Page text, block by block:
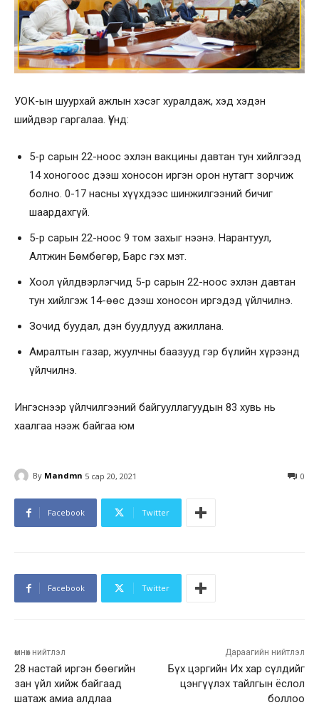
УОК-ын шуурхай ажлын хэсэг хуралдаж, хэд хэдэн
шийдвэр гаргалаа. Үүнд:
5-р сарын 22-ноос эхлэн вакцины давтан тун хийлгээд
14 хоногоос дээш хоносон иргэн орон нутагт зорчиж
болно. 0-17 насны хүүхдээс шинжилгээний бичиг
шаардахгүй.
5-р сарын 22-ноос 9 том захыг нээнэ. Нарантуул,
Алтжин Бөмбөгөр, Барс гэх мэт.
Хоол үйлдвэрлэгчид 5-р сарын 22-ноос эхлэн давтан
тун хийлгэж 14-өөс дээш хоносон иргэдэд үйлчилнэ.
Зочид буудал, дэн буудлууд ажиллана.
Амралтын газар, жуулчны баазууд гэр бүлийн хүрээнд
үйлчилнэ.
Ингэснээр үйлчилгээний байгууллагуудын 83 хувь нь
хаалгаа нээж байгаа юм
By Mandmn 5 сар 20, 2021 0
Facebook Twitter
Facebook Twitter
өмнөх нийтлэл
28 настай иргэн бөөгийн
зан үйл хийж байгаад
шатаж амиа алдлаа
Дараагийн нийтлэл
Бүх цэргийн Их хар сүлдийг
цэнгүүлэх тайлгын ёслол
боллоо